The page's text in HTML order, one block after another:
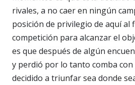
rivales, a no caer en ningún
posición de privilegio de aquí al
competición para alcanzar el
es que después de algún
y perdió por lo tanto comba con
decidido a triunfar sea donde